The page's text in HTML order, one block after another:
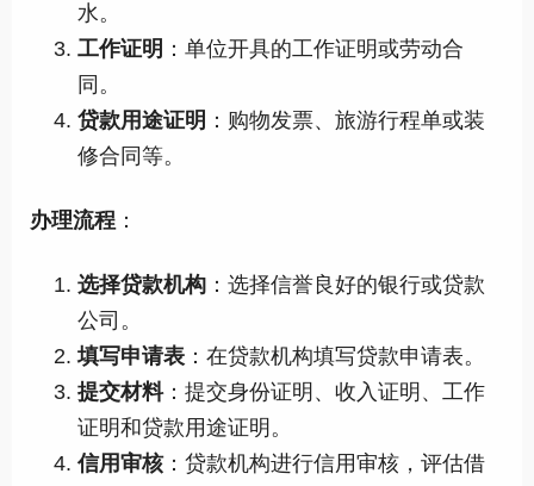
水。
工作证明 ：单位开具的工作证明或劳动合
同。
贷款用途证明 ：购物发票、旅游行程单或装
修合同等。
办理流程 ：
选择贷款机构 ：选择信誉良好的银行或贷款
公司。
填写申请表 ：在贷款机构填写贷款申请表。
提交材料：提交身份证明、收入证明、工作
证明和贷款用途证明。
信用审核：贷款机构进行信用审核，评估借